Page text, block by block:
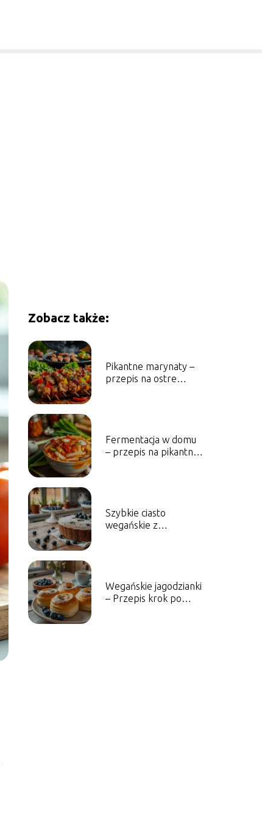
Zobacz także:
Pikantne marynaty –
przepis na ostre
Fermentacja w domu
– przepis na pikantne
Szybkie ciasto
wegańskie z
Wegańskie jagodzianki
– Przepis krok po